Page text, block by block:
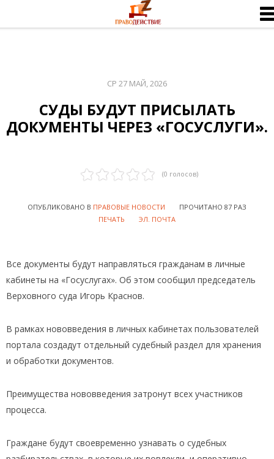
СР 27 МАЙ, 2026
СУДЫ БУДУТ ПРИСЫЛАТЬ
ДОКУМЕНТЫ ЧЕРЕЗ «ГОСУСЛУГИ».
(0 голосов)
ОПУБЛИКОВАНО В ПРАВОВЫЕ НОВОСТИ
ПРОЧИТАНО 87 РАЗ
ПЕЧАТЬ
ЭЛ. ПОЧТА
Все документы будут направляться гражданам в личные
кабинеты на «Госуслугах». Об этом сообщил председатель
Верховного суда Игорь Краснов.
В рамках нововведения в личных кабинетах пользователей
портала создадут отдельный судебный раздел для хранения
и обработки документов.
Преимущества нововведения затронут всех участников
процесса.
Граждане будут своевременно узнавать о судебных